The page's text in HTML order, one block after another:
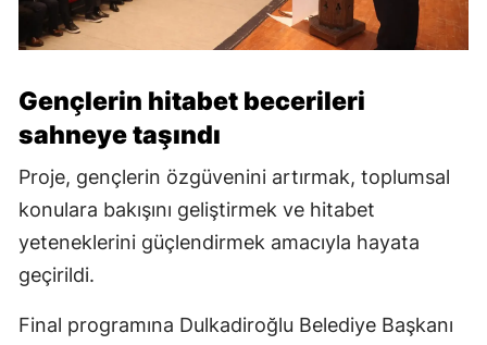
Gençlerin hitabet becerileri
sahneye taşındı
Proje, gençlerin özgüvenini artırmak, toplumsal
konulara bakışını geliştirmek ve hitabet
yeteneklerini güçlendirmek amacıyla hayata
geçirildi.
Final programına Dulkadiroğlu Belediye Başkanı